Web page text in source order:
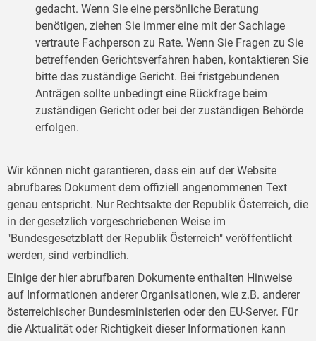
gedacht. Wenn Sie eine persönliche Beratung
benötigen, ziehen Sie immer eine mit der Sachlage
vertraute Fachperson zu Rate. Wenn Sie Fragen zu Sie
betreffenden Gerichtsverfahren haben, kontaktieren Sie
bitte das zuständige Gericht. Bei fristgebundenen
Anträgen sollte unbedingt eine Rückfrage beim
zuständigen Gericht oder bei der zuständigen Behörde
erfolgen.
Wir können nicht garantieren, dass ein auf der Website
abrufbares Dokument dem offiziell angenommenen Text
genau entspricht. Nur Rechtsakte der Republik Österreich, die
in der gesetzlich vorgeschriebenen Weise im
"Bundesgesetzblatt der Republik Österreich" veröffentlicht
werden, sind verbindlich.
Einige der hier abrufbaren Dokumente enthalten Hinweise
auf Informationen anderer Organisationen, wie z.B. anderer
österreichischer Bundesministerien oder den EU-Server. Für
die Aktualität oder Richtigkeit dieser Informationen kann